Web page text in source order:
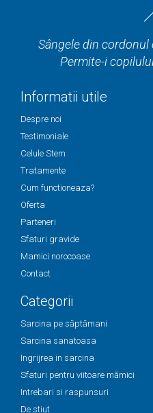
Sângele din cordonul
Permite-i
Informatii utile
Despre noi
Testimoniale
Celule Stem
Tratamente
Cum functioneaza?
Oferta
Parteneri
Sfaturi gravide
Mamici norocoase
Contact
Categorii
Sarcina pe săptămani
Sarcina sanatoasa
Ingrijrea in sarcina
Sfaturi pentru viitoare mămici
Intrebari si raspunsuri
De stiut